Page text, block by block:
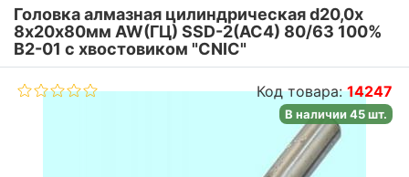
Головка алмазная цилиндрическая d20,0х
8х20х80мм AW(ГЦ) SSD-2(АС4) 80/63 100%
В2-01 с хвостовиком "CNIC"
Код товара:14247
В наличии 45 шт.